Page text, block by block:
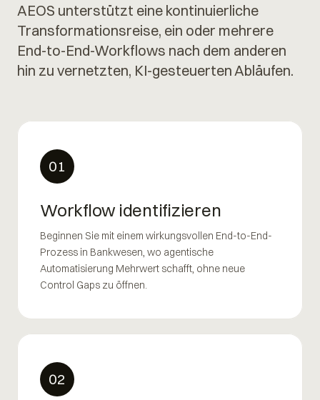
AEOS unterstützt eine kontinuierliche
Transformationsreise, ein oder mehrere
End-to-End-Workflows nach dem anderen
hin zu vernetzten, KI-gesteuerten Abläufen.
01
Workflow identifizieren
Beginnen Sie mit einem wirkungsvollen End-to-End-
Prozess in Bankwesen, wo agentische
Automatisierung Mehrwert schafft, ohne neue
Control Gaps zu öffnen.
02